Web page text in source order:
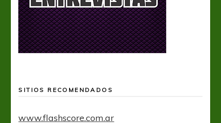
SITIOS RECOMENDADOS
www.flashscore.com.ar